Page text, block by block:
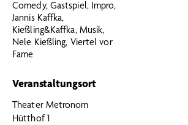
Comedy, Gastspiel, Impro,
Jannis Kaffka,
Kießling&Kaffka, Musik,
Nele Kießling, Viertel vor
Fame
Veranstaltungsort
Theater Metronom
Hütthof 1